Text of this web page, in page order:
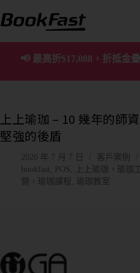
📢 最高折$17,088，折抵金
上上瑜珈 – 10 幾年的師
堅強的後盾
2020 年 7 月 7 日
客戶案例
bookfast , POS,
上上瑜珈，瑜珈
營，瑜珈課程 , 瑜珈教室